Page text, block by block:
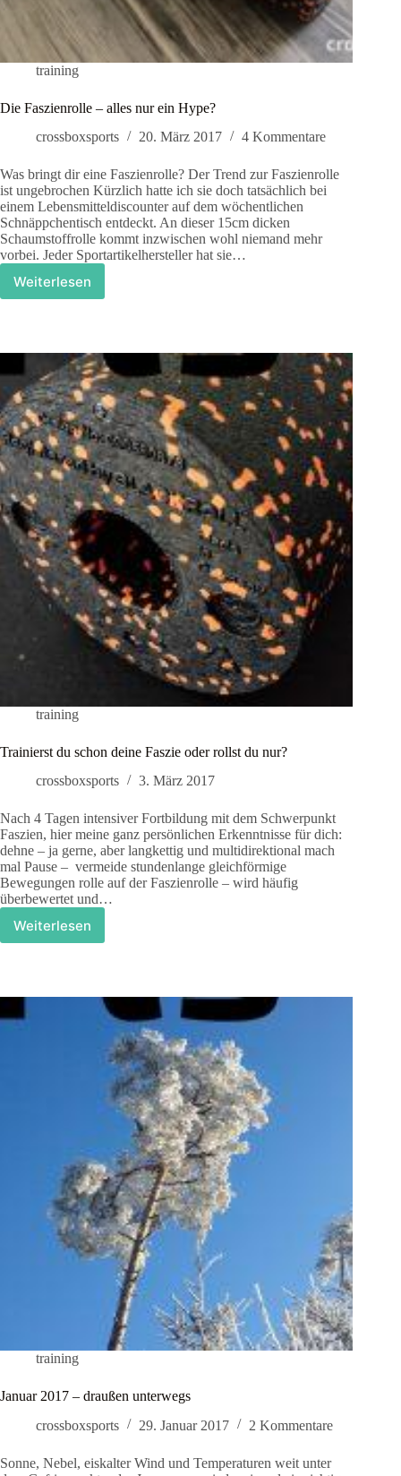
training
Die Faszienrolle – alles nur ein Hype?
crossboxsports
20. März 2017 4 Kommentare
Was bringt dir eine Faszienrolle? Der Trend zur Faszienrolle
ist ungebrochen Kürzlich hatte ich sie doch tatsächlich bei
einem Lebensmitteldiscounter auf dem wöchentlichen
Schnäppchentisch entdeckt. An dieser 15cm dicken
Schaumstoffrolle kommt inzwischen wohl niemand mehr
vorbei. Jeder Sportartikelhersteller hat sie…
Weiterlesen
Die
nur
ein
Hype?
training
Trainierst du schon deine Faszie oder rollst du nur?
crossboxsports
3. März 2017
Nach 4 Tagen intensiver Fortbildung mit dem Schwerpunkt
Faszien, hier meine ganz persönlichen Erkenntnisse für dich:
dehne – ja gerne, aber langkettig und multidirektional mach
mal Pause – vermeide stundenlange gleichförmige
Bewegungen rolle auf der Faszienrolle – wird häufig
überbewertet und…
Weiterlesen
Trainierst
Faszie
training
Januar 2017 – draußen unterwegs
crossboxsports
29. Januar 2017 2 Kommentare
Sonne, Nebel, eiskalter Wind und Temperaturen weit unter